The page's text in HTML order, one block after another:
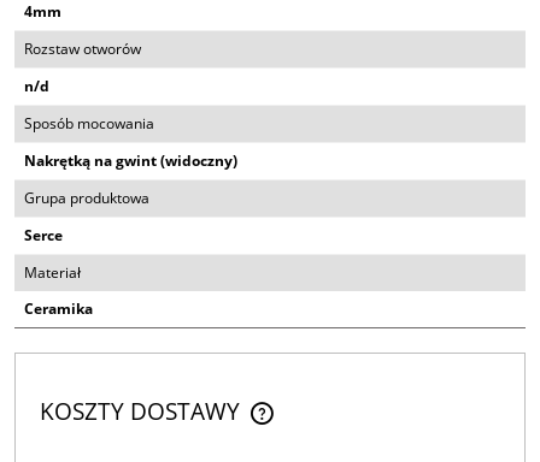
4mm
Rozstaw otworów
n/d
Sposób mocowania
Nakrętką na gwint (widoczny)
Grupa produktowa
Serce
Materiał
Ceramika
KOSZTY DOSTAWY
CENA NIE ZAWIERA EWENTUALNYCH KOSZTÓW PŁATNOŚCI